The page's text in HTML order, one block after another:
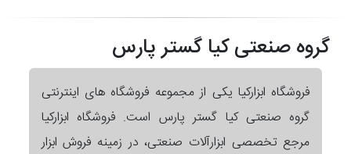
گروه صنعتی کیا گستر پارس
فروشگاه ابزارکیا یکی از مجموعه فروشگاه های اینترنتی
گروه صنعتی کیا گستر پارس است. فروشگاه ابزارکیا
مرجع تخصصی ابزارآلات صنعتی، در زمینه فروش ابزار